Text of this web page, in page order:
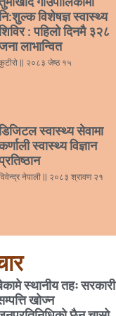
विशेषज्ञ स्वास्थ्य
: पहिलो दिनमै ३२८
लाभान्वित
२०८३ जेष्ठ १५
स्वास्थ्य सेवामा
स्वास्थ्य विज्ञान
नेपाली २०८३ श्रावण २१
स्थानीय तहः सरकारी
खोज्न